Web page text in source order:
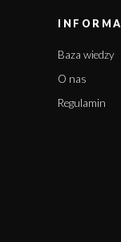
Baza wiedzy
O nas
Regulamin